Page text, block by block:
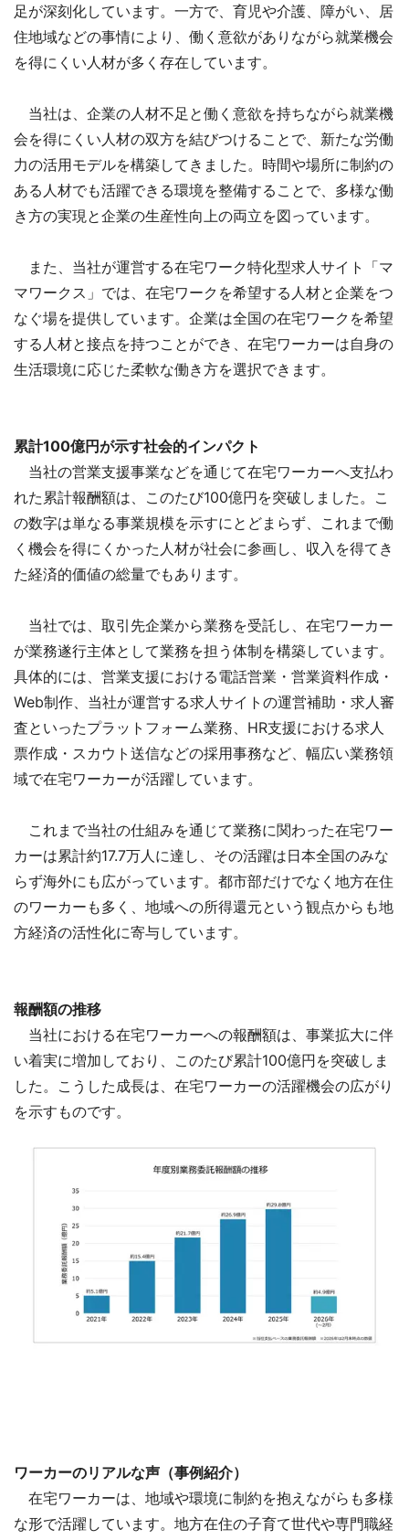
足が深刻化しています。一方で、育児や介護、障がい、居
住地域などの事情により、働く意欲がありながら就業機会
を得にくい人材が多く存在しています。
当社は、企業の人材不足と働く意欲を持ちながら就業機
会を得にくい人材の双方を結びつけることで、新たな労働
力の活用モデルを構築してきました。時間や場所に制約の
ある人材でも活躍できる環境を整備することで、多様な働
き方の実現と企業の生産性向上の両立を図っています。
また、当社が運営する在宅ワーク特化型求人サイト「マ
マワークス」では、在宅ワークを希望する人材と企業をつ
なぐ場を提供しています。企業は全国の在宅ワークを希望
する人材と接点を持つことができ、在宅ワーカーは自身の
生活環境に応じた柔軟な働き方を選択できます。
累計100億円が示す社会的インパクト
当社の営業支援事業などを通じて在宅ワーカーへ支払わ
れた累計報酬額は、このたび100億円を突破しました。こ
の数字は単なる事業規模を示すにとどまらず、これまで働
く機会を得にくかった人材が社会に参画し、収入を得てき
た経済的価値の総量でもあります。
当社では、取引先企業から業務を受託し、在宅ワーカー
が業務遂行主体として業務を担う体制を構築しています。
具体的には、営業支援における電話営業・営業資料作成・
Web制作、当社が運営する求人サイトの運営補助・求人審
査といったプラットフォーム業務、HR支援における求人
票作成・スカウト送信などの採用事務など、幅広い業務領
域で在宅ワーカーが活躍しています。
これまで当社の仕組みを通じて業務に関わった在宅ワー
カーは累計約17.7万人に達し、その活躍は日本全国のみな
らず海外にも広がっています。都市部だけでなく地方在住
のワーカーも多く、地域への所得還元という観点からも地
方経済の活性化に寄与しています。
報酬額の推移
当社における在宅ワーカーへの報酬額は、事業拡大に伴
い着実に増加しており、このたび累計100億円を突破しま
した。こうした成長は、在宅ワーカーの活躍機会の広がり
を示すものです。
ワーカーのリアルな声（事例紹介）
在宅ワーカーは、地域や環境に制約を抱えながらも多様
な形で活躍しています。地方在住の子育て世代や専門職経